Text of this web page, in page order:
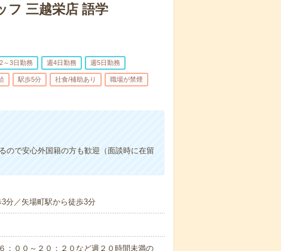
フ 三越栄店 語学
～3日勤務 週4日勤務 週5日勤務
駅歩5分 社食/補助あり 職場が禁煙
ので安心外国籍の方も歓迎（面談時に在留
分／矢場町駅から徒歩3分
：００～２０：２０など週２０時間未満の